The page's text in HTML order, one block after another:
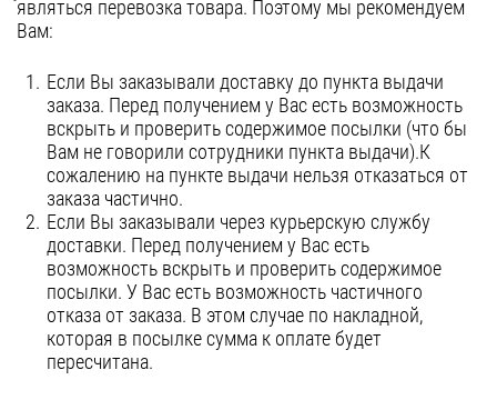
являться перевозка товара. Поэтому мы рекомендуем
Вам:
Если Вы заказывали доставку до пункта выдачи
заказа. Перед получением у Вас есть возможность
вскрыть и проверить содержимое посылки (что бы
Вам не говорили сотрудники пункта выдачи).К
сожалению на пункте выдачи нельзя отказаться от
заказа частично.
Если Вы заказывали через курьерскую службу
доставки. Перед получением у Вас есть
возможность вскрыть и проверить содержимое
посылки. У Вас есть возможность частичного
отказа от заказа. В этом случае по накладной,
которая в посылке сумма к оплате будет
пересчитана.